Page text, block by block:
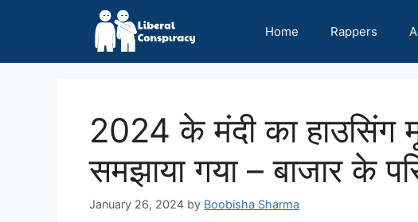
Home Rappers
2024 के मंदी का हाउसिंग
समझाया गया – बाजार के
January 26, 2024 by Boobisha Sharma